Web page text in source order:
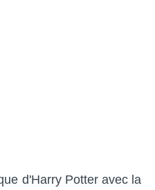
d'Harry Potter avec la